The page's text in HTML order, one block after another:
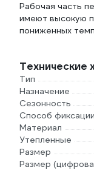
Рабочая часть
имеют высокую
пониженных
Технические
Тип
Назначение
Сезонность
Способ фиксации
Материал
Утепленные
Размер
Размер